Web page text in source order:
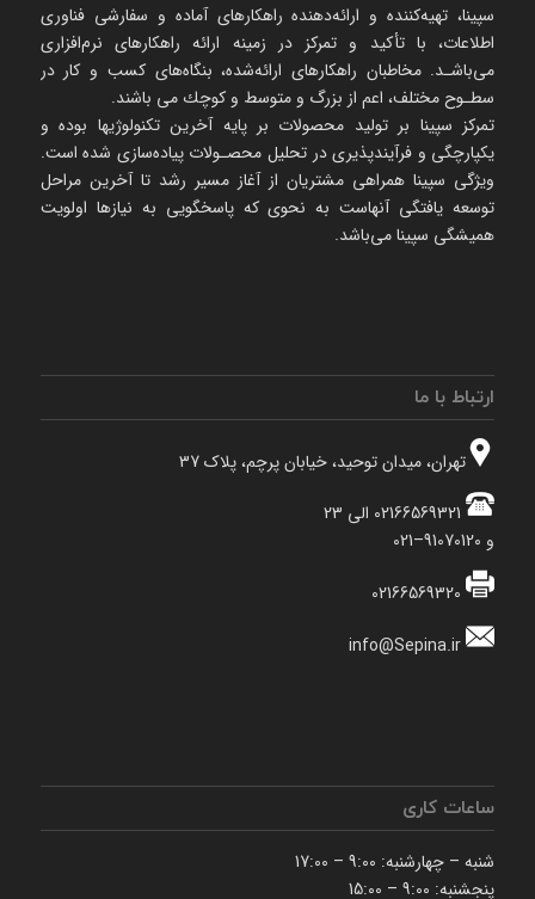
سپینا، تهیه‌كننده و ارائه‌‌دهنده راهكارهای آماده و سفارشی فناوری
اطلاعات، با تأكید و تمركز در زمینه ارائه راهکارهای نرم‌‌افزاری
می‌باشـد. مخاطبان راهكارهای ارائه‌شده، بنگاه‌های كسب و كار در
سطـوح مختلف، اعم از بزرگ و متوسط و كوچك می‌ باشند.
تمرکز سپینا بر تولید محصولات بر پایه آخرین تکنولوژیها بوده و
یکپارچگی و فرآیندپذیری در تحلیل محصـولات پیاده‌سازی شده است.
ویژگی سپینا همراهی مشتریان از آغاز مسیر رشد تا آخرین مراحل
توسعه یافتگی آنهاست به نحوی که پاسخگویی به نیازها اولویت
همیشگی سپینا می‌باشد.
ارتباط با ما
تهران، میدان توحید، خیابان پرچم، پلاک 37
و 91070120–021
02166569320
info@Sepina.ir
ساعات کاری
شنبه – چهارشنبه: 9:00 – 17:00
پنجشنبه: 9:00 – 15:00